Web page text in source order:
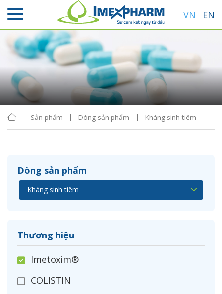
VN EN
Sản phẩm Dòng sản phẩm Kháng sinh tiêm
Dòng sản phẩm
Thương hiệu
Imetoxim®
COLISTIN
Sắp xếp
Hiển thị